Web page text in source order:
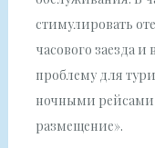
стимулировать
часового заезда
проблему для
ночными рейсами,
размещение».